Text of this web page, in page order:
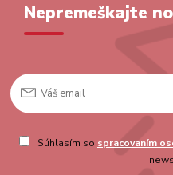
Nepremeškajte
Súhlasím so spracovaním